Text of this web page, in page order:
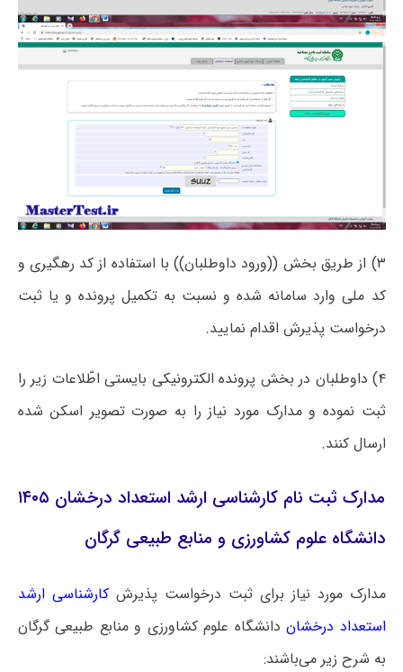
۳) از طریق بخش ((ورود داوطلبان)) با استفاده از کد رهگیری و
کد ملی وارد سامانه شده و نسبت به تکمیل پرونده و یا ثبت
درخواست پذیرش اقدام نمایید.
۴) داوطلبان در بخش پرونده الکترونیکی بایستی اطّلاعات زیر را
ثبت نموده و مدارک مورد نیاز را به صورت تصویر اسکن شده
ارسال کنند.
مدارک ثبت نام کارشناسی ارشد استعداد درخشان ۱۴۰۵
دانشگاه علوم کشاورزی و منابع طبیعی گرگان
مدارک مورد نیاز برای ثبت درخواست پذیرشکارشناسی ارشد
استعداد درخشان دانشگاه ‌علوم کشاورزی و منابع طبیعی گرگان
به شرح زیر می‌باشند: